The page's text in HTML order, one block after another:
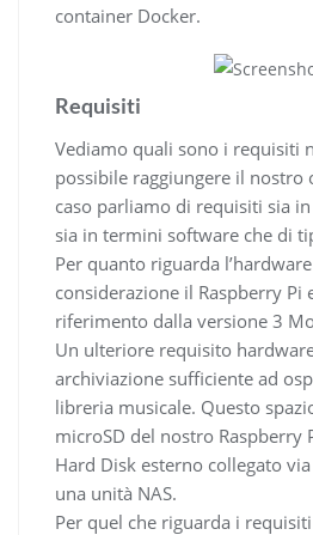
container Docker.
Requisiti
Vediamo quali sono i requisiti
possibile raggiungere il nostro
caso parliamo di requisiti sia
sia in termini software che di
Per quanto riguarda
considerazione il Raspberry Pi
riferimento dalla versione 3
Un ulteriore requisito
archiviazione sufficiente ad
libreria musicale. Questo
microSD del nostro Raspberry
Hard Disk esterno collegato via
una unità NAS.
Per quel che riguarda i